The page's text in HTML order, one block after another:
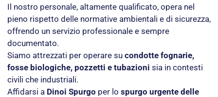
Il nostro personale, altamente qualificato, opera nel
pieno rispetto delle normative ambientali e di sicurezza,
offrendo un servizio professionale e sempre
documentato.
Siamo attrezzati per operare su condotte fognarie,
fosse biologiche, pozzetti e tubazioni sia in contesti
civili che industriali.
Affidarsi a Dinoi Spurgo per lo spurgo urgente delle